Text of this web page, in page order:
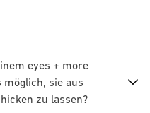
eyes + more
sie aus
zu lassen?